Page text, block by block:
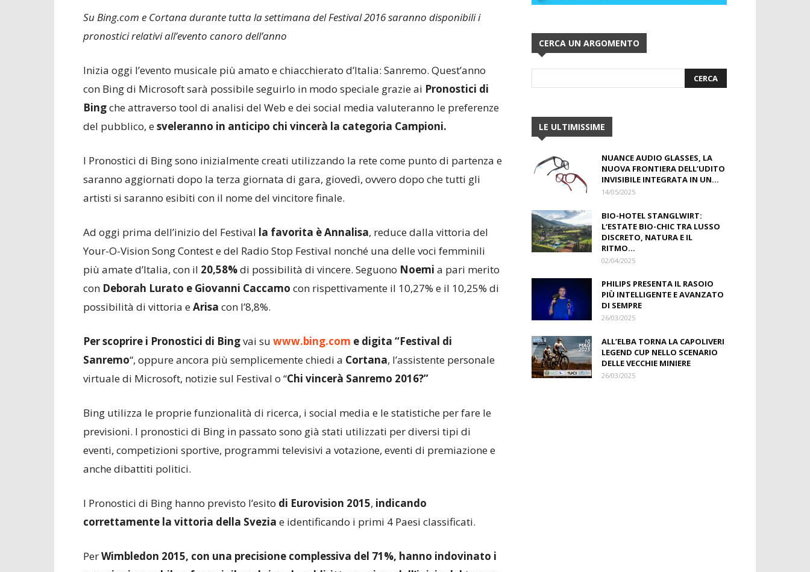
Su Bing.com e Cortana durante tutta la settimana del Festival 2016 saranno disponibili i
pronostici relativi all’evento canoro dell’anno
Inizia oggi l’evento musicale più amato e chiacchierato d’Italia: Sanremo. Quest’anno
con Bing di Microsoft sarà possibile seguirlo in modo speciale grazie ai Pronostici di
Bingche attraverso tool di analisi del Web e dei social media valuteranno le preferenze
del pubblico, esveleranno in anticipo chi vincerà la categoria Campioni.
I Pronostici di Bing sono inizialmente creati utilizzando la rete come punto di partenza e
saranno aggiornati dopo la terza giornata di gara, giovedì, ovvero dopo che tutti gli
artisti si saranno esibiti con il nome del vincitore finale.
Ad oggi prima dell’inizio del Festival la favorita èAnnalisa, reduce dalla vittoria del
Your-O-Vision Song Contest e del Radio Stop Festival nonché una delle voci femminili
più amate d’Italia, con il 20,58%di possibilità di vincere. Seguono Noemi a pari merito
con Deborah Lurato e Giovanni Caccamo con rispettivamente il 10,27% e il 10,25% di
possibilità di vittoria eArisa con l’8,8%.
Per scoprire i Pronostici di Bingvai su www.bing.com e digita “Festival di
Sanremo“, oppure ancora più semplicemente chiedi a Cortana, l’assistente personale
virtuale di Microsoft, notizie sul Festival o “Chi vincerà Sanremo 2016?”
Bing utilizza le proprie funzionalità di ricerca, i social media e le statistiche per fare le
previsioni. I pronostici di Bing in passato sono già stati utilizzati per diversi tipi di
eventi, competizioni sportive, programmi televisivi a votazione, eventi di premiazione e
anche dibattiti politici.
I Pronostici di Bing hanno previsto l’esito di Eurovision 2015, indicando
correttamente la vittoria della Svezia e identificando i primi 4 Paesi classificati.
PerWimbledon 2015, con una precisione complessiva del 71%, hanno indovinato i
CERCA UN ARGOMENTO
LE ULTIMISSIME
NUANCE AUDIO GLASSES, LA
NUOVA FRONTIERA DELL’UDITO
INVISIBILE INTEGRATA IN UN...
14/05/2025
BIO-HOTEL STANGLWIRT:
L‘ESTATE BIO-CHIC TRA LUSSO
DISCRETO, NATURA E IL
RITMO...
02/04/2025
PHILIPS PRESENTA IL RASOIO
PIÙ INTELLIGENTE E AVANZATO
DI SEMPRE
26/03/2025
ALL’ELBA TORNA LA CAPOLIVERI
LEGEND CUP NELLO SCENARIO
DELLE VECCHIE MINIERE
26/03/2025